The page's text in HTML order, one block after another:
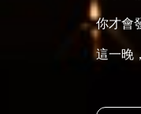
你才會
這一晚